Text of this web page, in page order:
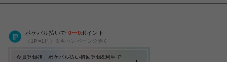
ポケパル払いで 0〜0ポイント
（1P=1円）※キャンペーン分除く
会員登録後、ポケパル払い初回登録&利用で